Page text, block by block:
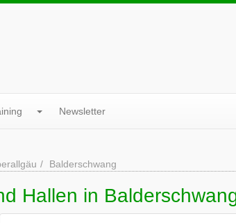
Newsletter
Balderschwang
Hallen in